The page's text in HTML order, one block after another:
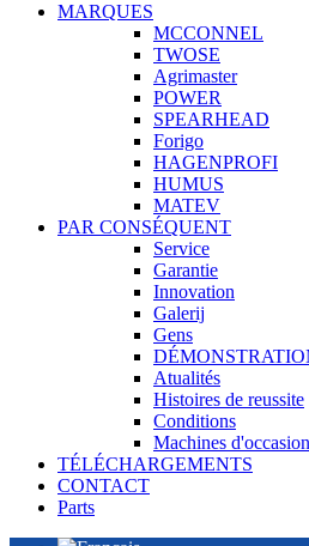
MARQUES
MCCONNEL
TWOSE
Agrimaster
POWER
SPEARHEAD
Forigo
HAGENPROFI
HUMUS
MATEV
PAR CONSÉQUENT
Service
Garantie
Innovation
Galerij
Gens
Atualités
Histoires de reussite
Conditions
Machines d'occasion
TÉLÉCHARGEMENTS
CONTACT
Parts